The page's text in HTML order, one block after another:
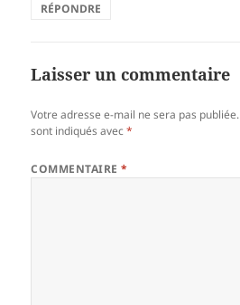
RÉPONDRE
Laisser un commentaire
Votre adresse e-mail ne sera pas publiée.
sont indiqués avec*
COMMENTAIRE*